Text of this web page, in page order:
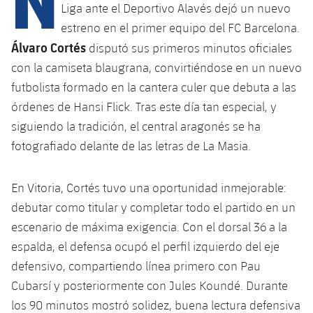
plusicon
más
Instalaciones
Spotify Camp Nou
Estadi Johan Cruyff
Barça Cafe
Ciutat Esportiva
La Masia
plusicon
más
Servicios
plusicon
más
SUB13
SUB12
SUB11 B
SUB10 B
SUB9 B
SUB8 A
SUB13 B
SUB12 C
SUB11 C
Entradas
Gameday Shows
Resultados
Clasificación
Fotos
Historia
Palmarés
Base
Barça Atlètic
Junior
Cadete A
Cadete B
Infantil A
Infantil B
Mini
Campus Verano
PLUSICON
MÁS
Primer Equipo
plusicon
más
Calendario
Entradas
Resultados
Clasificaciones
Jugadores
Barça Atlètic
plusicon
más
Calendario
Resultados
Clasificaciones
Jugadores
Actualidad
Juvenil
Cadete A
Cadete B
PLUSICON
MÁS
Primer equipo
plusicon
más
Actualidad
Calendario
Barça Atlètic
plusicon
más
Actualidad
Liga ante el Deportivo Alavés dejó un nuevo
estreno en el primer equipo del FC Barcelona.
Álvaro Cortés disputó sus primeros minutos oficiales
con la camiseta blaugrana, convirtiéndose en un nuevo
futbolista formado en la cantera culer que debuta a las
órdenes de Hansi Flick. Tras este día tan especial, y
siguiendo la tradición, el central aragonés se ha
fotografiado delante de las letras de La Masia.
En Vitoria, Cortés tuvo una oportunidad inmejorable:
debutar como titular y completar todo el partido en un
escenario de máxima exigencia. Con el dorsal 36 a la
espalda, el defensa ocupó el perfil izquierdo del eje
defensivo, compartiendo línea primero con Pau
Cubarsí y posteriormente con Jules Koundé. Durante
los 90 minutos mostró solidez, buena lectura defensiva